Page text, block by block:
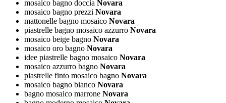
mosaico bagno doccia Novara
mosaico bagno prezzi Novara
mattonelle bagno mosaico Novara
piastrelle bagno mosaico azzurro Novara
mosaico beige bagno Novara
mosaico oro bagno Novara
idee piastrelle bagno mosaico Novara
mosaico azzurro bagno Novara
piastrelle finto mosaico bagno Novara
mosaico bagno bianco Novara
bagno mosaico marrone Novara